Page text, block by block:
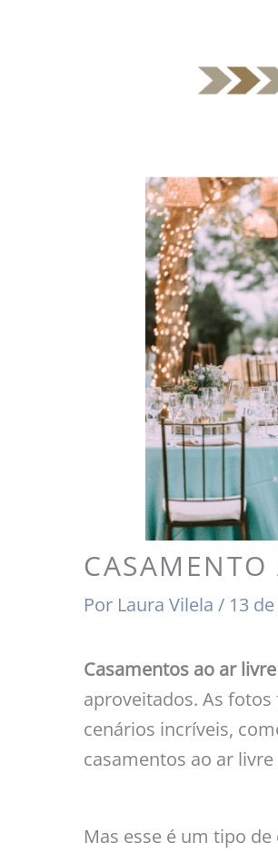
Por Laura Vilela / 13
Casamentos ao ar livre
aproveitados. As
cenários incríveis,
casamentos ao ar
Mas esse é um tipo